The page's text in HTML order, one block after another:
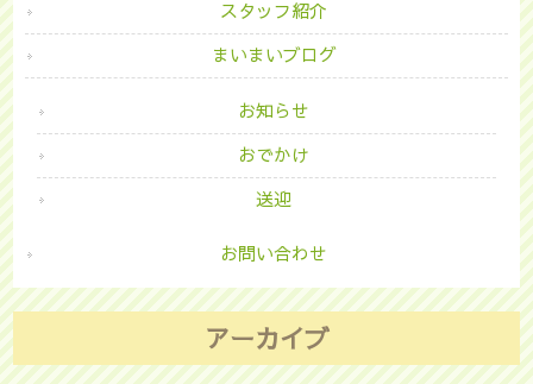
スタッフ紹介
まいまいブログ
お知らせ
おでかけ
送迎
お問い合わせ
アーカイブ